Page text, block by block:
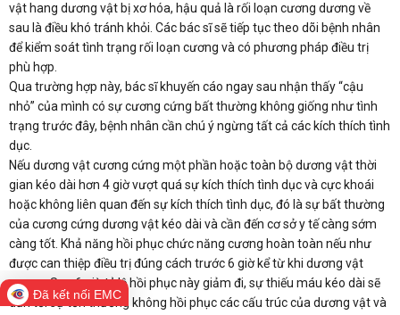
vật hang dương vật bị xơ hóa, hậu quả là rối loạn cương dương về
sau là điều khó tránh khỏi. Các bác sĩ sẽ tiếp tục theo dõi bệnh nhân
để kiểm soát tình trạng rối loạn cương và có phương pháp điều trị
phù hợp.
Qua trường hợp này, bác sĩ khuyến cáo ngay sau nhận thấy “cậu
nhỏ” của mình có sự cương cứng bất thường không giống như tình
trạng trước đây, bệnh nhân cần chú ý ngừng tất cả các kích thích tình
dục.
Nếu dương vật cương cứng một phần hoặc toàn bộ dương vật thời
gian kéo dài hơn 4 giờ vượt quá sự kích thích tình dục và cực khoái
hoặc không liên quan đến sự kích thích tình dục, đó là sự bất thường
của cương cứng dương vật kéo dài và cần đến cơ sở y tế càng sớm
càng tốt. Khả năng hồi phục chức năng cương hoàn toàn nếu như
được can thiệp điều trị đúng cách trước 6 giờ kể từ khi dương vật
cương. Sau 6 giờ tỷ lệ hồi phục này giảm đi, sự thiếu máu kéo dài sẽ
dẫn tới sự tổn thương không hồi phục các cấu trúc của dương vật và
Đã kết nối EMC